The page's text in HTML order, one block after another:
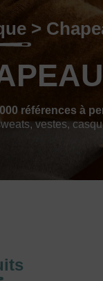
>
références à
vestes,